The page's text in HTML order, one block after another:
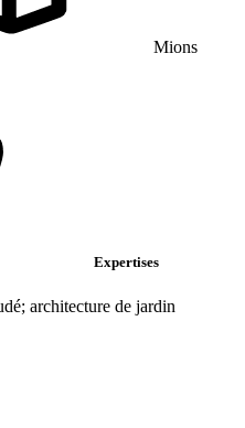
Mions
Expertises
architecture de jardin